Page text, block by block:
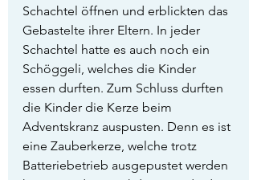
Schachtel öffnen und erblickten das
Gebastelte ihrer Eltern. In jeder
Schachtel hatte es auch noch ein
Schöggeli, welches die Kinder
essen durften. Zum Schluss durften
die Kinder die Kerze beim
Adventskranz auspusten. Denn es ist
eine Zauberkerze, welche trotz
Batteriebetrieb ausgepustet werden